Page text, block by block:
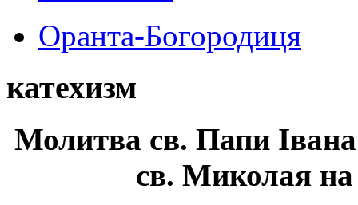
Оранта-Богородиця
катехизм
Молитва св. Папи
св. Миколая на